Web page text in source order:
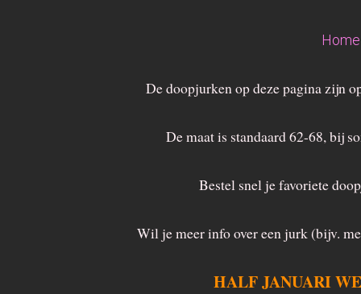
Home
De doopjurken op deze pagina zijn
De maat is standaard 62-68, bij
Bestel snel je favoriete
Wil je meer info over een jurk (bijv.
HALF JANUARI